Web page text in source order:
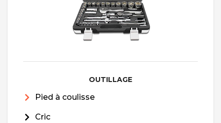
OUTILLAGE
Pied à coulisse
Cric